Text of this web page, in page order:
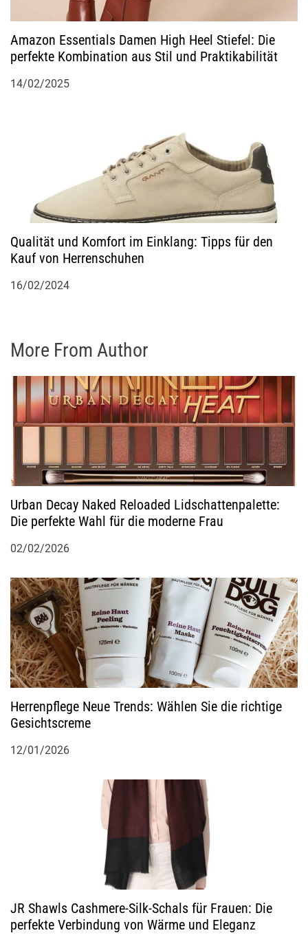
n
Amazon Essentials Damen High Heel Stiefel: Die
perfekte Kombination aus Stil und Praktikabilität
14/02/2025
Qualität und Komfort im Einklang: Tipps für den
Kauf von Herrenschuhen
16/02/2024
More From Author
Urban Decay Naked Reloaded Lidschattenpalette:
Die perfekte Wahl für die moderne Frau
02/02/2026
Herrenpflege Neue Trends: Wählen Sie die richtige
Gesichtscreme
12/01/2026
JR Shawls Cashmere-Silk-Schals für Frauen: Die
perfekte Verbindung von Wärme und Eleganz